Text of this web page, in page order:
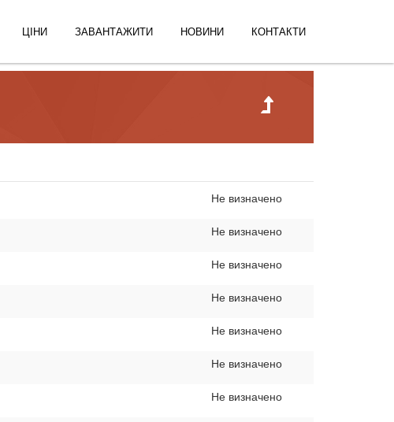
ЦІНИ ЗАВАНТАЖИТИ НОВИНИ КОНТАКТИ
Не визначено
Не визначено
Не визначено
Не визначено
Не визначено
Не визначено
Не визначено